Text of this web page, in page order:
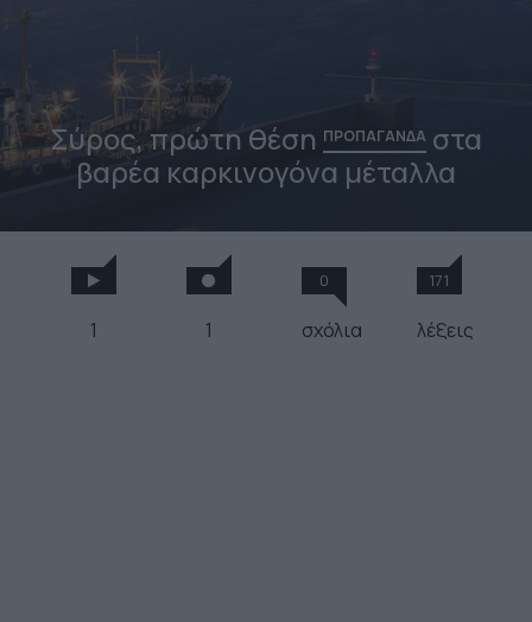
Σύρος, πρώτη θέση ΠΡΟΠΑΓΑΝΔΑ στα
βαρέα καρκινογόνα μέταλλα
1 1
0
σχόλια
171
λέξεις